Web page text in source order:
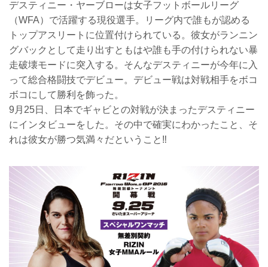
デスティニー・ヤーブローは女子フットボールリーグ
（WFA）で活躍する現役選手。リーグ内で誰もが認める
トップアスリートに位置付けられている。彼女がランニン
グバックとして走り出すともはや誰も手の付けられない暴
走破壊モードに突入する。そんなデスティニーが今年に入
って総合格闘技でデビュー。デビュー戦は対戦相手をボコ
ボコにして勝利を飾った。
9月25日、日本でギャビとの対戦が決まったデスティニー
にインタビューをした。その中で確実にわかったこと、そ
れは彼女が勝つ気満々だということ‼︎